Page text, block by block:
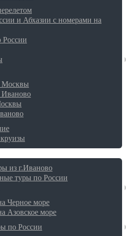
и Абхазии с номерами на
России
Москвы
Иваново
из г.Иваново
туры по России
Черное море
Азовское море
по России